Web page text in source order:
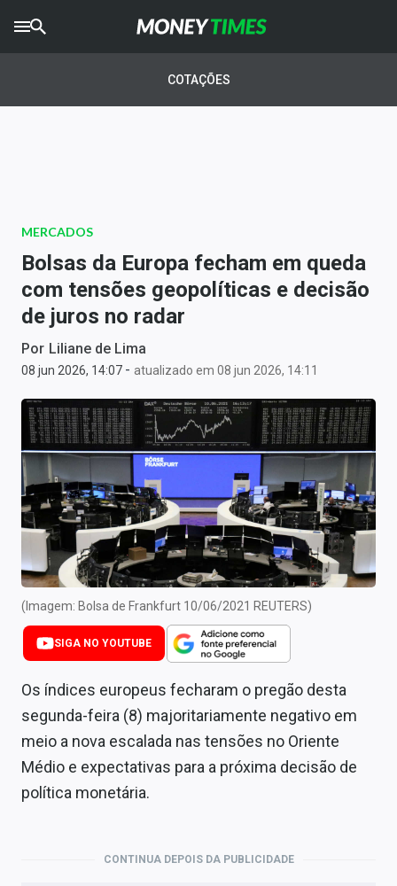
AGROTIMES
Newsletters
Money Trader
Anuncie
Últimas Notícias
Newsletters
Cotações
Comprar ou vender?
Carteiras Recomendadas
Central de Dividendos
Central de Fundos Imobiliários
Central dos IPOs
Renda Fixa
Finanças Pessoais
Mercados
Economia
COTAÇÕES
MERCADOS
Bolsas da Europa fecham em queda
com tensões geopolíticas e decisão
de juros no radar
Por Liliane de Lima
08 jun 2026, 14:07 - atualizado em 08 jun 2026, 14:11
(Imagem: Bolsa de Frankfurt 10/06/2021 REUTERS)
SIGA NO YOUTUBE
Os índices europeus fecharam o pregão desta
segunda-feira (8) majoritariamente negativo em
meio a nova escalada nas tensões no Oriente
Médio e expectativas para a próxima decisão de
política monetária.
CONTINUA DEPOIS DA PUBLICIDADE